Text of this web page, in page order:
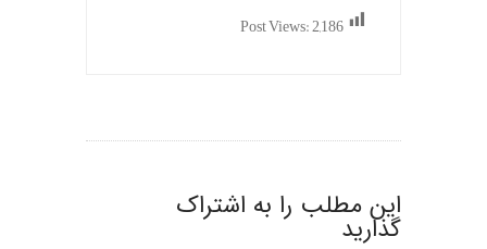
Post Views:2,186
این مطلب را به اشتراک
گذارید